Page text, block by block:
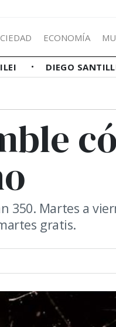
ECONOMÍA
DIEGO
350. Martes a
gratis.